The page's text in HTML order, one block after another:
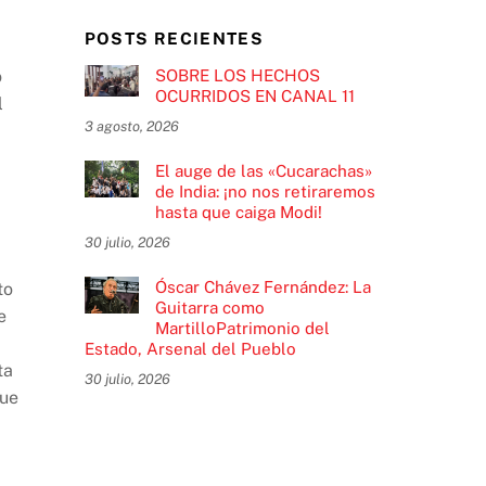
POSTS RECIENTES
SOBRE LOS HECHOS
OCURRIDOS EN CANAL 11
3 agosto, 2026
El auge de las «Cucarachas»
de India: ¡no nos retiraremos
hasta que caiga Modi!
30 julio, 2026
Óscar Chávez Fernández: La
Guitarra como
MartilloPatrimonio del
Estado, Arsenal del Pueblo
30 julio, 2026